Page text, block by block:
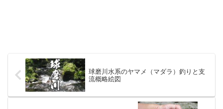
球磨川水系のヤマメ（マダラ）釣りと支
流概略絵図